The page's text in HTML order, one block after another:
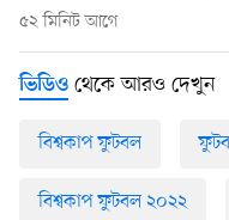
৫২ মিনিট আগে
ভিডিও থেকে আরও দেখুন
বিশ্বকাপ ফুটবল
বিশ্বকাপ ফুটবল ২০২২